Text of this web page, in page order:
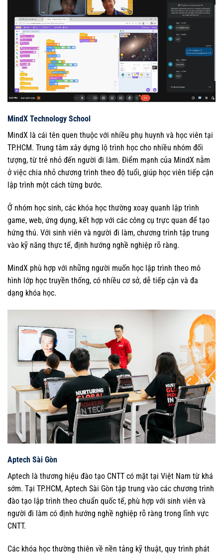
MindX Technology School
MindX là cái tên quen thuộc với nhiều phụ huynh và học viên tại
TP.HCM. Trung tâm xây dựng lộ trình học cho nhiều nhóm đối
tượng, từ trẻ nhỏ đến người đi làm. Điểm mạnh của MindX nằm
ở việc chia nhỏ chương trình theo độ tuổi, giúp học viên tiếp cận
lập trình một cách từng bước.
Ở nhóm học sinh, các khóa học thường xoay quanh lập trình
game, web, ứng dụng, kết hợp với các công cụ trực quan để tạo
hứng thú. Với sinh viên và người đi làm, chương trình tập trung
vào kỹ năng thực tế, định hướng nghề nghiệp rõ ràng.
MindX phù hợp với những người muốn học lập trình theo mô
hình lớp học truyền thống, có nhiều cơ sở, dễ tiếp cận và đa
dạng khóa học.
Aptech Sài Gòn
Aptech là thương hiệu đào tạo CNTT có mặt tại Việt Nam từ khá
sớm. Tại TP.HCM, Aptech Sài Gòn tập trung vào các chương trình
đào tạo lập trình theo chuẩn quốc tế, phù hợp với sinh viên và
người đi làm có định hướng nghề nghiệp rõ ràng trong lĩnh vực
CNTT.
Các khóa học thường thiên về nền tảng kỹ thuật, quy trình phát